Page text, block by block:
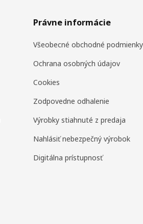
Právne informácie
Všeobecné obchodné podmienky
Ochrana osobných údajov
Cookies
Zodpovedne odhalenie
Výrobky stiahnuté z predaja
Nahlásiť nebezpečný výrobok
Digitálna prístupnosť